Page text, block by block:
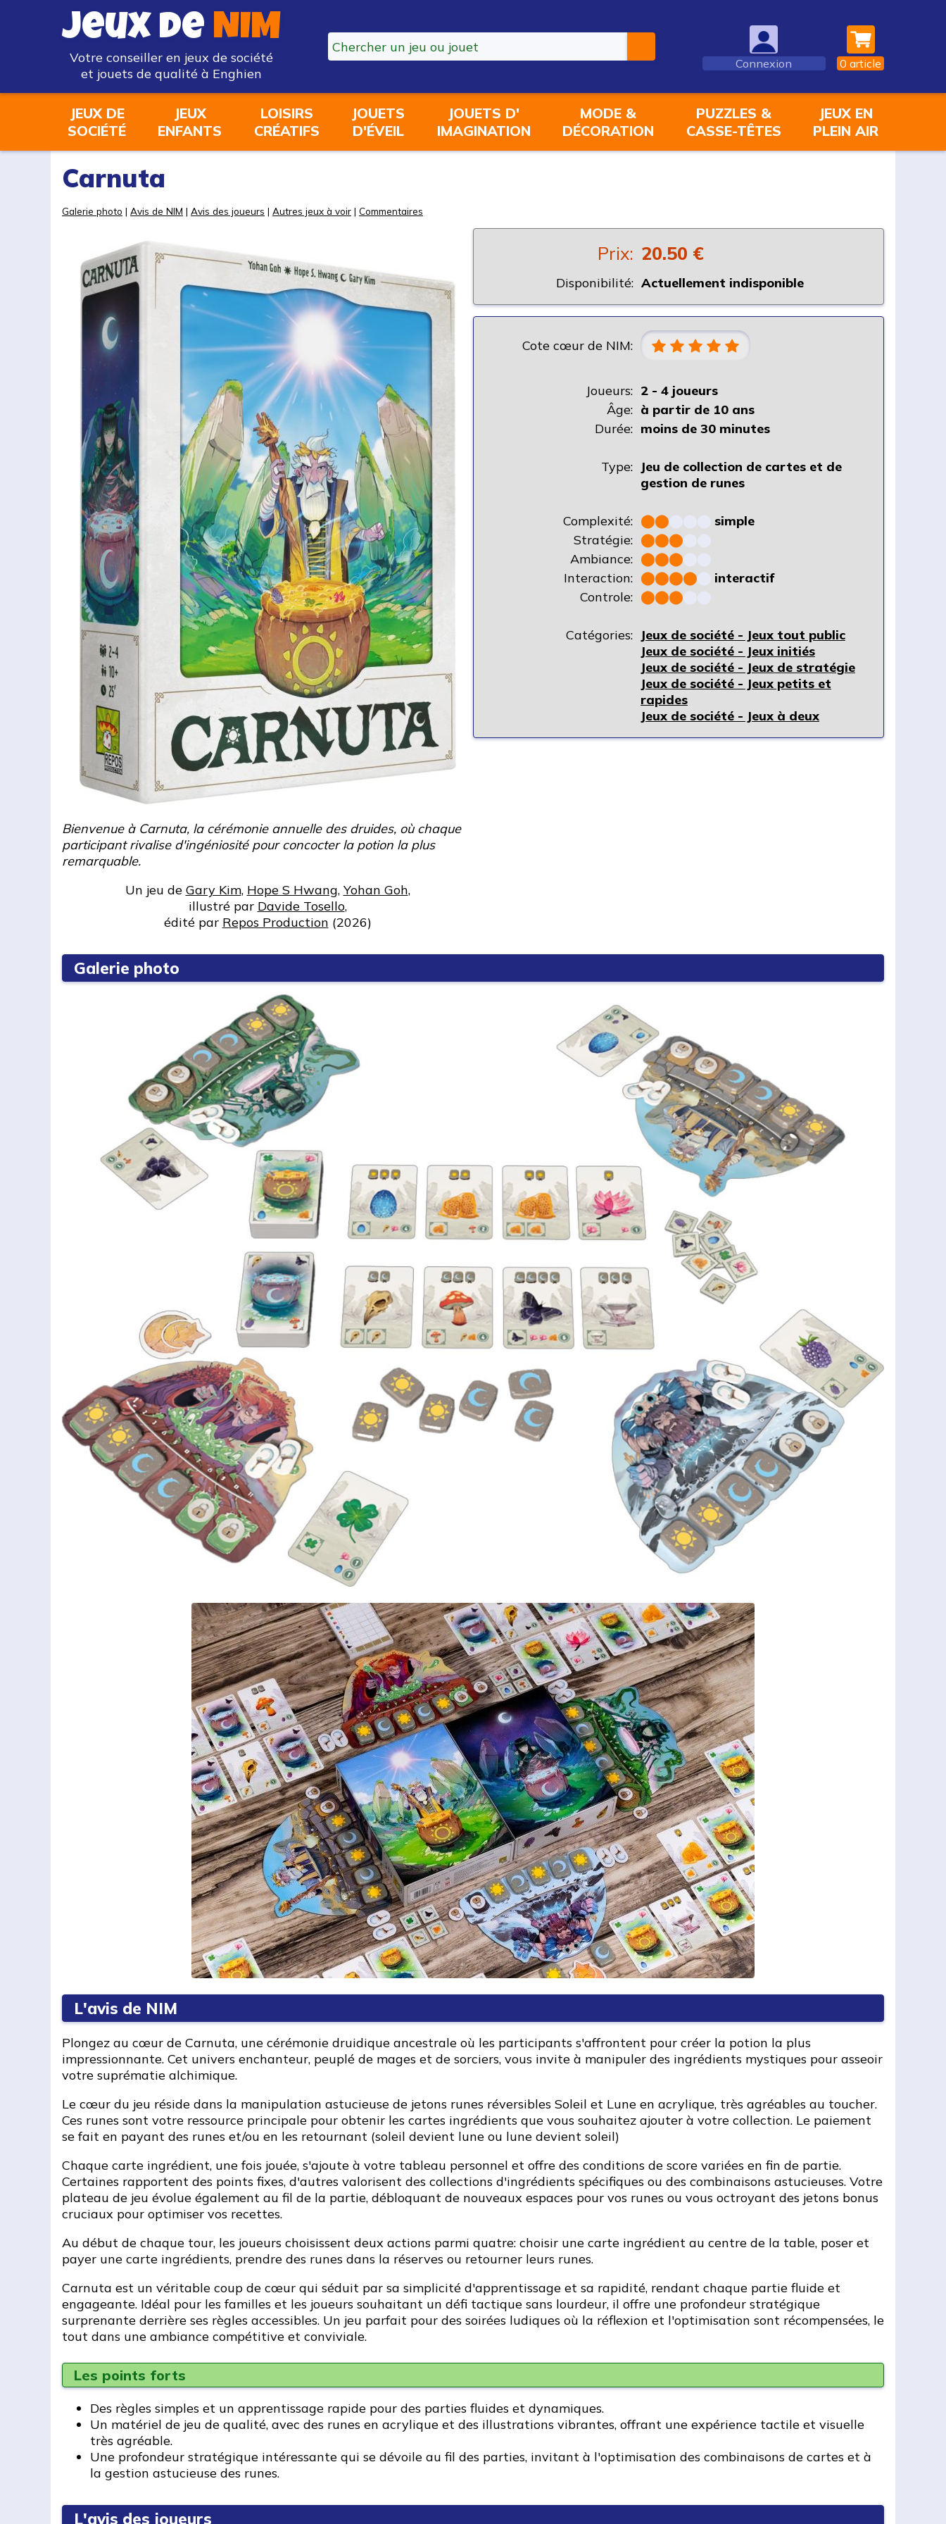
Jeux de NIM
Votre conseiller en jeux de société
et jouets de qualité à Enghien
Connexion 0 article
JEUX DE
SOCIÉTÉ
JEUX
ENFANTS
LOISIRS
CRÉATIFS
JOUETS
D'ÉVEIL
JOUETS D'
IMAGINATION
MODE &
DÉCORATION
PUZZLES &
CASSE-TÊTES
JEUX EN
PLEIN AIR
Carnuta
Galerie photo | Avis de NIM | Avis des joueurs | Autres jeux à voir | Commentaires
Bienvenue à Carnuta, la cérémonie annuelle des druides, où chaque
participant rivalise d'ingéniosité pour concocter la potion la plus
remarquable.
Un jeu de Gary Kim, Hope S Hwang, Yohan Goh,
illustré par Davide Tosello,
édité par Repos Production (2026)
Prix: 20.50 €
Disponibilité: Actuellement indisponible
Cote cœur de NIM:
Joueurs: 2 - 4 joueurs
Âge: à partir de 10 ans
Durée: moins de 30 minutes
Type:
Jeu de collection de cartes et de
gestion de runes
Complexité: ⬤⬤
simple
Stratégie: ⬤⬤⬤
Ambiance: ⬤⬤⬤
Interaction: ⬤⬤⬤⬤
interactif
Controle: ⬤⬤⬤
Catégories:
Jeux de société - Jeux tout public
Jeux de société - Jeux initiés
Jeux de société - Jeux de stratégie
Jeux de société - Jeux petits et
rapides
Jeux de société - Jeux à deux
Galerie photo
L'avis de NIM
Plongez au cœur de Carnuta, une cérémonie druidique ancestrale où les participants s'affrontent pour créer la potion la plus
impressionnante. Cet univers enchanteur, peuplé de mages et de sorciers, vous invite à manipuler des ingrédients mystiques pour asseoir
votre suprématie alchimique.
Le cœur du jeu réside dans la manipulation astucieuse de jetons runes réversibles Soleil et Lune en acrylique, très agréables au toucher.
Ces runes sont votre ressource principale pour obtenir les cartes ingrédients que vous souhaitez ajouter à votre collection. Le paiement
se fait en payant des runes et/ou en les retournant (soleil devient lune ou lune devient soleil)
Chaque carte ingrédient, une fois jouée, s'ajoute à votre tableau personnel et offre des conditions de score variées en fin de partie.
Certaines rapportent des points fixes, d'autres valorisent des collections d'ingrédients spécifiques ou des combinaisons astucieuses. Votre
plateau de jeu évolue également au fil de la partie, débloquant de nouveaux espaces pour vos runes ou vous octroyant des jetons bonus
cruciaux pour optimiser vos recettes.
Au début de chaque tour, les joueurs choisissent deux actions parmi quatre: choisir une carte ingrédient au centre de la table, poser et
payer une carte ingrédients, prendre des runes dans la réserves ou retourner leurs runes.
Carnuta est un véritable coup de cœur qui séduit par sa simplicité d'apprentissage et sa rapidité, rendant chaque partie fluide et
engageante. Idéal pour les familles et les joueurs souhaitant un défi tactique sans lourdeur, il offre une profondeur stratégique
surprenante derrière ses règles accessibles. Un jeu parfait pour des soirées ludiques où la réflexion et l'optimisation sont récompensées, le
tout dans une ambiance compétitive et conviviale.
Les points forts
Des règles simples et un apprentissage rapide pour des parties fluides et dynamiques.
Un matériel de jeu de qualité, avec des runes en acrylique et des illustrations vibrantes, offrant une expérience tactile et visuelle
très agréable.
Une profondeur stratégique intéressante qui se dévoile au fil des parties, invitant à l'optimisation des combinaisons de cartes et à
la gestion astucieuse des runes.
L'avis des joueurs